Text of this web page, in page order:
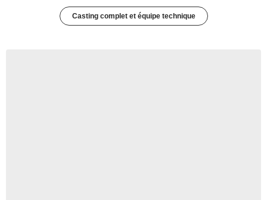
Casting complet et équipe technique